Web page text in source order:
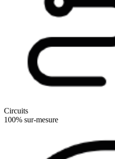
Circuits
100% sur-mesure